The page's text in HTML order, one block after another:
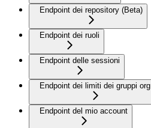
Endpoint dei repository (Beta)
Endpoint dei ruoli
Endpoint delle sessioni
Endpoint dei limiti dei gruppi org
Endpoint del mio account